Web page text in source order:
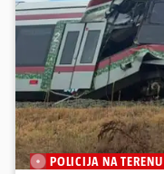
POLICIJA NA TERENU